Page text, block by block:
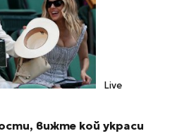
Live
вижте кой украси